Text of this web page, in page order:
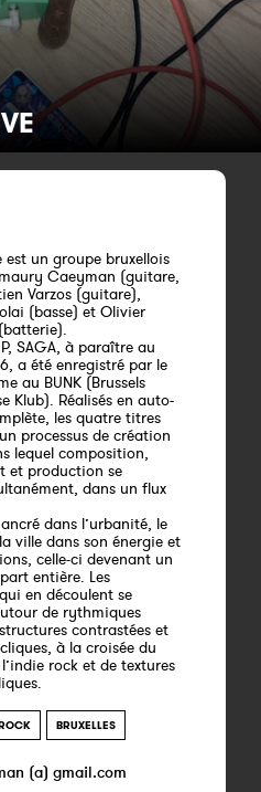
est un groupe bruxellois
Caeyman (guitare,
Varzos (guitare),
(basse) et Olivier
SAGA, à paraître au
a été enregistré par le
au BUNK (Brussels
Klub). Réalisés en auto-
les quatre titres
processus de création
lequel composition,
et production se
dans un flux
dans l’urbanité, le
ville dans son énergie et
celle-ci devenant un
entière. Les
en découlent se
de rythmiques
contrastées et
à la croisée du
rock et de textures
BRUXELLES
(a) gmail.com